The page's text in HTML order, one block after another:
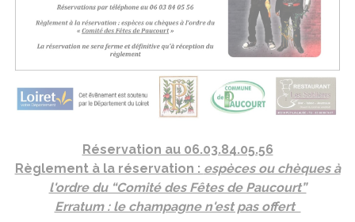
Réservation au 06.03.84.05.56
Règlement à la réservation : espèces ou chèques à
l'ordre du “Comité des Fêtes de Paucourt”
Erratum : le champagne n'est pas offert